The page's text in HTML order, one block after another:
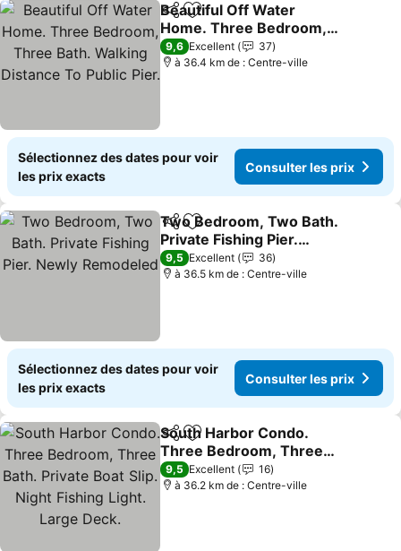
PartagerAjouter à mes favoris
Beautiful Off Water
Home. Three Bedroom,
Three Bath. Walking
Distance To Public Pier.
9,6 Excellent
37
à 36.4 km de : Centre-ville
Sélectionnez des dates pour voir
les prix exacts
Consulter les prix
PartagerAjouter à mes favoris
Two Bedroom, Two Bath.
Private Fishing Pier.
Newly Remodeled
9,5 Excellent
36
à 36.5 km de : Centre-ville
Sélectionnez des dates pour voir
les prix exacts
Consulter les prix
PartagerAjouter à mes favoris
South Harbor Condo.
Three Bedroom, Three
Bath. Private Boat Slip.
Night Fishing Light. Large
9,5 Excellent
16
à 36.2 km de : Centre-ville